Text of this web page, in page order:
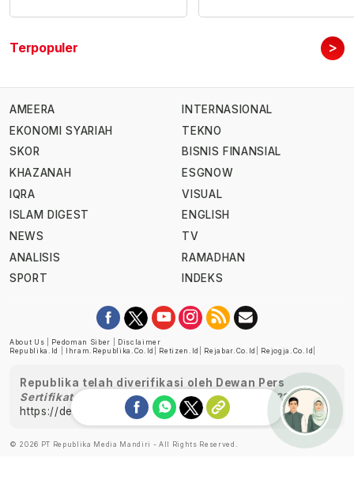
Terpopuler >
AMEERA
EKONOMI SYARIAH
SKOR
KHAZANAH
IQRA
ISLAM DIGEST
NEWS
ANALISIS
SPORT
INTERNASIONAL
TEKNO
BISNIS FINANSIAL
ESGNOW
VISUAL
ENGLISH
TV
RAMADHAN
INDEKS
About Us Pedoman Siber
Disclaimer
Republika.id
Ihram.republika.co.id Retizen.id Rejabar.co.id Rejogja.co.id
Republika telah diverifikasi oleh Dewan Pers
Sertifikat Nomor 1058/DP-Verifikasi/K/XII/2022
https://dewanpers.or.id/data/perusahaanpers
© 2026 PT Republika Media Mandiri - All Rights Reserved. Ask me!